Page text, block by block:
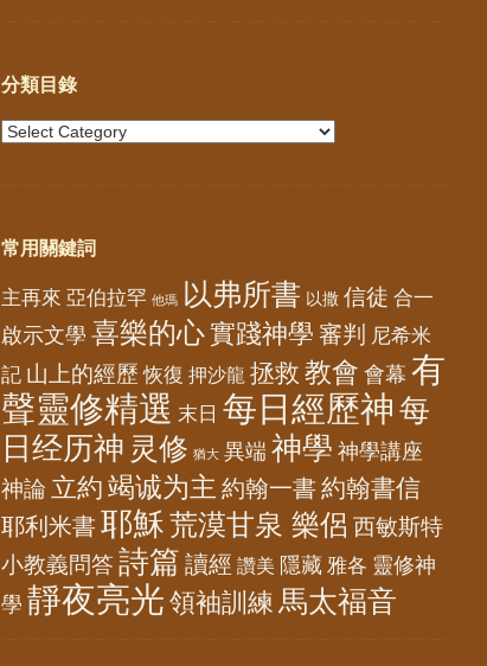
分類目錄
常用關鍵詞
主再來 亞伯拉罕 他瑪 以弗所書 以撒 信徒 合一
啟示文學 喜樂的心實踐神學 審判 尼希米
記 山上的經歷 恢復 押沙龍 拯救 教會 會幕 有
聲靈修精選 末日 每日經歷神 每
日经历神 灵修 猶大 異端 神學 神學講座
神論 立約 竭诚为主 約翰一書 約翰書信
耶利米書 耶穌荒漠甘泉 樂侶 西敏斯特
小教義問答詩篇 讀經 讚美 隱藏 雅各 靈修神
學 靜夜亮光 領袖訓練 馬太福音